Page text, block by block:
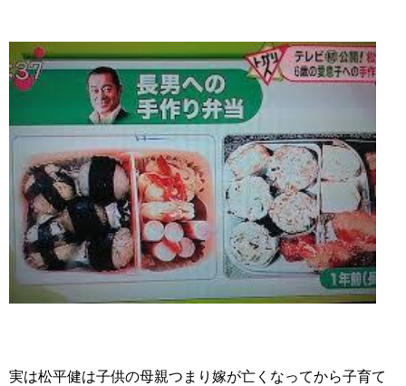
実は松平健は子供の母親つまり嫁が亡くなってから子育て